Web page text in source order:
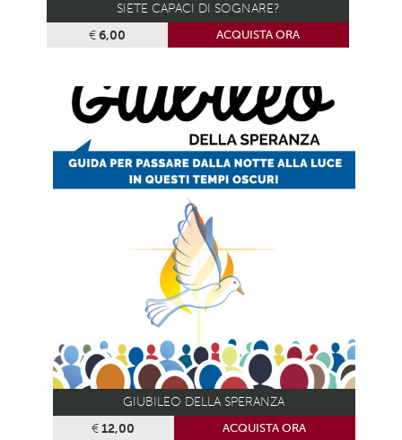
SIETE CAPACI DI SOGNARE?
€6,00 ACQUISTA ORA
GIUBILEO DELLA SPERANZA
€12,00 ACQUISTA ORA